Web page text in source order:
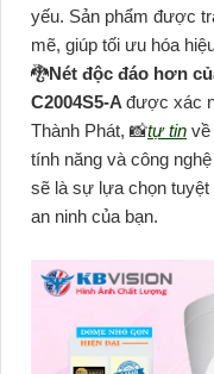
yếu. Sản phẩm được
mẽ, giúp tối ưu hóa
🐉️Nét độc đáo hơn
C2004S5-A được xác
Thành Phát, 📸tự tin về
tính năng và công
sẽ là sự lựa chọn
an ninh của bạn.